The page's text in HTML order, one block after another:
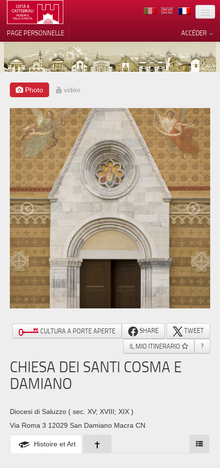
TERRITOIRE
ARCHITECTURE
MUSÉES
ITINÉRAIRES
EVÉNEMENTS
ACCUEIL
BÉNÉVOLES
CONTACTS
PRESS
ACCÉDER
PAGE PERSONNELLE
Photo vidéo
CULTURA A PORTE APERTE SHARE
TWEET
IL MIO ITINERARIO
?
CHIESA DEI SANTI COSMA E
DAMIANO
Diocesi di Saluzzo ( sec. XV; XVIII; XIX )
Via Roma 3 12029 San Damiano Macra CN
Histoire et Art
Notification lors de la collecte
Vos choix en matière de